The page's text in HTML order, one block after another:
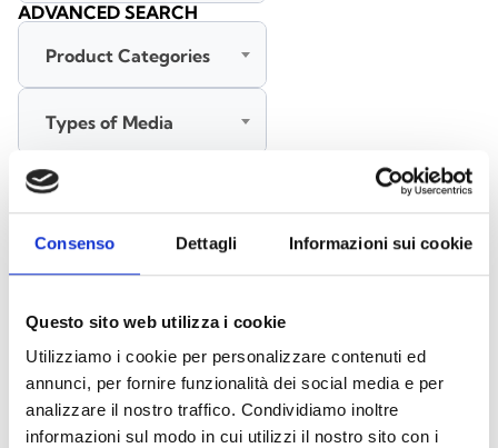
Consenso Dettagli Informazioni sui cookie
Questo sito web utilizza i cookie
Utilizziamo i cookie per personalizzare contenuti ed
annunci, per fornire funzionalità dei social media e per
analizzare il nostro traffico. Condividiamo inoltre
informazioni sul modo in cui utilizzi il nostro sito con i
Documents(6992)
Select All
Please log in before downloading content marked with
the icon lock
ADVANCED SEARCH
Product Categories
Types of Media
All languages
SEARCH